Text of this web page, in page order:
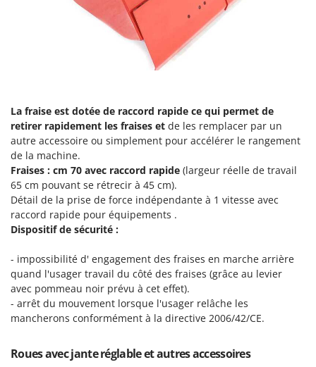
La fraise est dotée de raccord rapide ce qui permet de
retirer rapidement les fraises et de les remplacer par un
autre accessoire ou simplement pour accélérer le rangement
de la machine.
Fraises : cm 70 avec raccord rapide (largeur réelle de travail
65 cm pouvant se rétrecir à 45 cm).
Détail de la prise de force indépendante à 1 vitesse avec
raccord rapide pour équipements .
Dispositif de sécurité :
- impossibilité d' engagement des fraises en marche arrière
quand l'usager travail du côté des fraises (grâce au levier
avec pommeau noir prévu à cet effet).
- arrêt du mouvement lorsque l'usager relâche les
mancherons conformément à la directive 2006/42/CE.
Roues avec jante réglable et autres accessoires